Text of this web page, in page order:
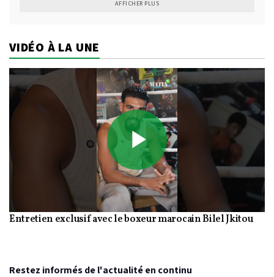
AFFICHER PLUS
VIDÉO À LA UNE
Play
Video
Entretien exclusif avec le boxeur marocain Bilel Jkitou
Restez informés de l'actualité en continu